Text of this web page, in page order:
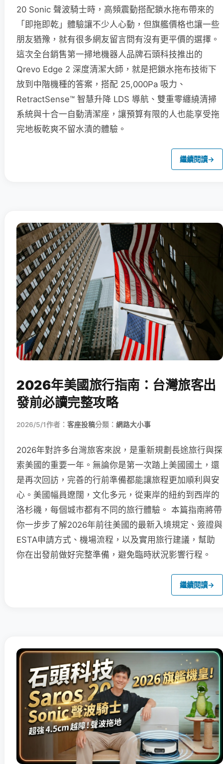
20 Sonic 聲波騎士時，高頻震動搭配鎖水拖布帶來的
「即拖即乾」體驗讓不少人心動，但旗艦價格也讓一些
朋友猶豫，就有很多網友留言問有沒有更平價的選擇。
這次全台銷售第一掃地機器人品牌石頭科技推出的
Qrevo Edge 2 深度清潔大師，就是把鎖水拖布技術下
放到中階機種的答案，搭配 25,000Pa 吸力、
RetractSense™ 智慧升降 LDS 導航、雙重零纏繞清掃
系統與十合一自動清潔座，讓預算有限的人也能享受拖
完地板乾爽不留水漬的體驗。
繼續閱讀→
2026年美國旅行指南：台灣旅客出
發前必讀完整攻略
2026/5/1作者： 客座投稿分類： 網路大小事
2026年對許多台灣旅客來說，是重新規劃長途旅行與探
索美國的重要一年。無論你是第一次踏上美國國土，還
是再次回訪，完善的行前準備都能讓旅程更加順利與安
心。美國幅員遼闊，文化多元，從東岸的紐約到西岸的
洛杉磯，每個城市都有不同的旅行體驗。 本篇指南將帶
你一步步了解2026年前往美國的最新入境規定、簽證與
ESTA申請方式、機場流程，以及實用旅行建議，幫助
你在出發前做好完整準備，避免臨時狀況影響行程。
繼續閱讀→